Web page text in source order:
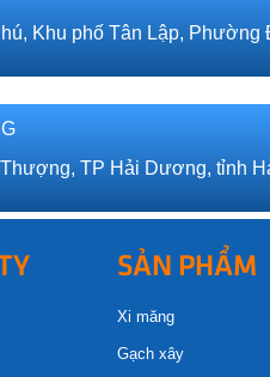
Khu phố Tân Lập, Phường
TP Hải Dương, tỉnh
SẢN PHẨM
Xi măng
Gạch xây